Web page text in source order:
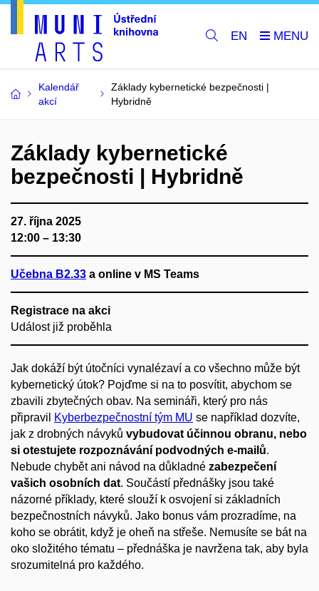
EN
Kalendář
akcí
Základy kybernetické bezpečnosti |
Hybridně
Základy kybernetické
bezpečnosti | Hybridně
27. října 2025
12:00 – 13:30
Učebna B2.33 a online v MS Teams
Registrace na akci
Událost již proběhla
Jak dokáží být útočníci vynalézaví a co všechno může být
kybernetický útok? Pojďme si na to posvítit, abychom se
zbavili zbytečných obav. Na semináři, který pro nás
připravil
Kyberbezpečnostní tým MU se například dozvíte,
jak z drobných návyků vybudovat účinnou obranu, nebo
si otestujete rozpoznávání podvodných e-mailů.
Nebude chybět ani návod na důkladné zabezpečení
vašich osobních dat. Součástí přednášky jsou také
názorné příklady, které slouží k osvojení si základních
bezpečnostních návyků. Jako bonus vám prozradíme, na
koho se obrátit, když je oheň na střeše. Nemusíte se bát na
oko složitého tématu – přednáška je navržena tak, aby byla
srozumitelná pro každého.